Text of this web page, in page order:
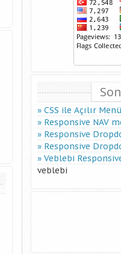
CSS ile Açılır
Responsive NAV
Responsive
Responsive
Veblebi
veblebi